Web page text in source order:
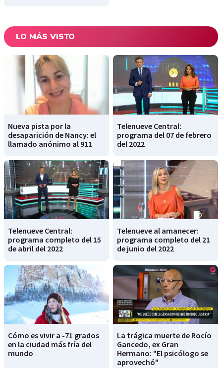
LO MÁS VISTO
Nueva pista por la
desaparición de Nancy: el
llamado anónimo al 911
Telenueve Central:
programa del 07 de febrero
del 2022
Telenueve Central:
programa completo del 15
de abril del 2022
Telenueve al amanecer:
programa completo del 21
de junio del 2022
Cómo es vivir a -71 grados
en la ciudad más fría del
mundo
La trágica muerte de Rocío
Gancedo, ex Gran
Hermano: "El psicólogo se
aprovechó"